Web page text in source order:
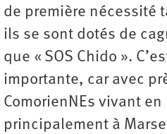
de première nécessité
ils se sont dotés de
que « SOS Chido ».
importante, car avec
ComorienNEs vivant en
principalement à